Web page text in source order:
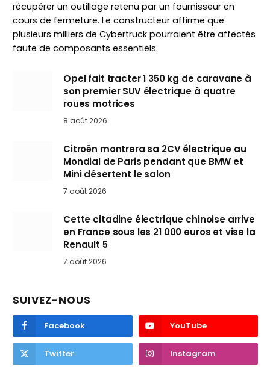
récupérer un outillage retenu par un fournisseur en
cours de fermeture. Le constructeur affirme que
plusieurs milliers de Cybertruck pourraient être affectés
faute de composants essentiels.
Opel fait tracter 1 350 kg de caravane à
son premier SUV électrique à quatre
roues motrices
8 août 2026
Citroën montrera sa 2CV électrique au
Mondial de Paris pendant que BMW et
Mini désertent le salon
7 août 2026
Cette citadine électrique chinoise arrive
en France sous les 21 000 euros et vise la
Renault 5
7 août 2026
SUIVEZ-NOUS
Facebook YouTube
Twitter Instagram